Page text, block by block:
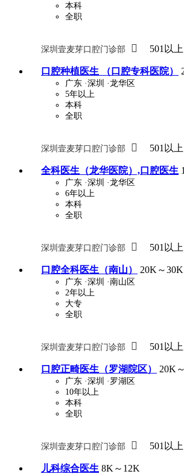
本科
全职
深圳壹麦芽口腔门诊部  501以上
口腔种植医生 （口腔专科医院）
广东 ·深圳 ·龙华区
5年以上
本科
全职
深圳壹麦芽口腔门诊部  501以上
全科医生（龙华医院）,口腔医生
广东 ·深圳 ·龙华区
6年以上
本科
全职
深圳壹麦芽口腔门诊部  501以上
口腔全科医生（南山）
20K～30K
广东 ·深圳 ·南山区
2年以上
大专
全职
深圳壹麦芽口腔门诊部  501以上
口腔正畸医生（罗湖院区）
20K
广东 ·深圳 ·罗湖区
10年以上
本科
全职
深圳壹麦芽口腔门诊部  501以上
儿科综合医生 8K～12K